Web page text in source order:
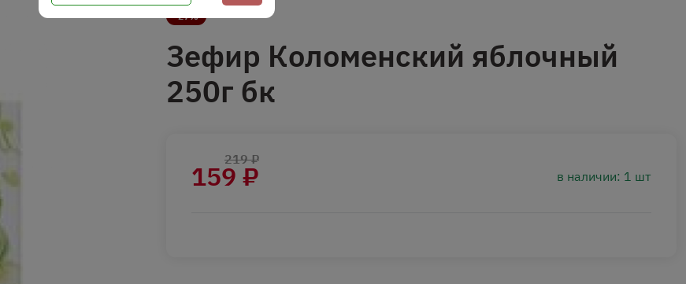
-27%
Зефир Коломенский яблочный
250г бк
159 ₽
219 ₽
в наличии: 1 шт